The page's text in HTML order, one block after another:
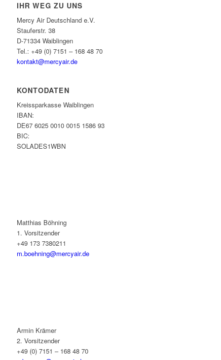
IHR WEG ZU UNS
Mercy Air Deutschland e.V.
Stauferstr. 38
D-71334 Waiblingen
Tel.: +49 (0) 7151 – 168 48 70
kontakt@mercyair.de
KONTODATEN
Kreissparkasse Waiblingen
IBAN:
DE67 6025 0010 0015 1586 93
BIC:
SOLADES1WBN
Matthias Böhning
1. Vorsitzender
+49 173 7380211
m.boehning@mercyair.de
Armin Krämer
2. Vorsitzender
+49 (0) 7151 – 168 48 70